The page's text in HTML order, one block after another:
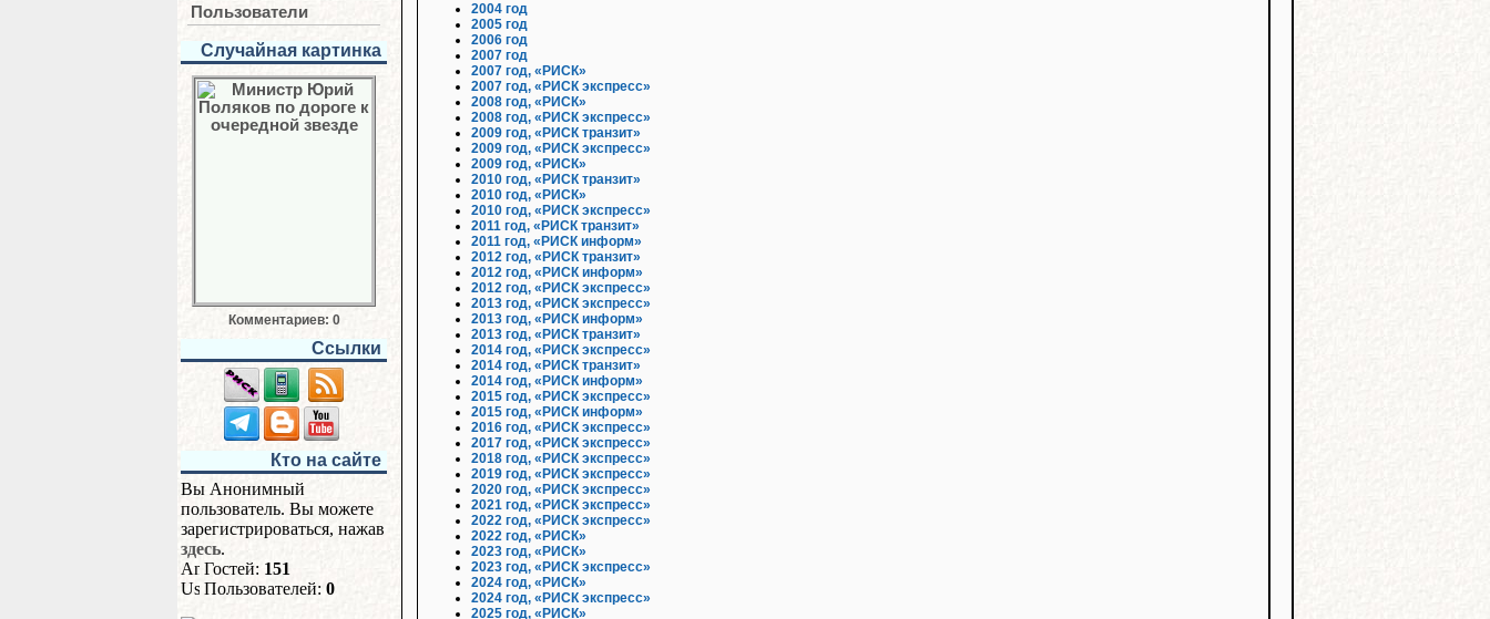
Пользователи
Случайная картинка
Комментариев: 0
Ссылки
Кто на сайте
Вы Анонимный
пользователь. Вы можете
зарегистрироваться, нажав
здесь.
Гостей: 151
Пользователей: 0
2004 год
2005 год
2006 год
2007 год
2007 год, «РИСК»
2007 год, «РИСК экспресс»
2008 год, «РИСК»
2008 год, «РИСК экспресс»
2009 год, «РИСК транзит»
2009 год, «РИСК экспресс»
2009 год, «РИСК»
2010 год, «РИСК транзит»
2010 год, «РИСК»
2010 год, «РИСК экспресс»
2011 год, «РИСК транзит»
2011 год, «РИСК информ»
2012 год, «РИСК транзит»
2012 год, «РИСК информ»
2012 год, «РИСК экспресс»
2013 год, «РИСК экспресс»
2013 год, «РИСК информ»
2013 год, «РИСК транзит»
2014 год, «РИСК экспресс»
2014 год, «РИСК транзит»
2014 год, «РИСК информ»
2015 год, «РИСК экспресс»
2015 год, «РИСК информ»
2016 год, «РИСК экспресс»
2017 год, «РИСК экспресс»
2018 год, «РИСК экспресс»
2019 год, «РИСК экспресс»
2020 год, «РИСК экспресс»
2021 год, «РИСК экспресс»
2022 год, «РИСК экспресс»
2022 год, «РИСК»
2023 год, «РИСК»
2023 год, «РИСК экспресс»
2024 год, «РИСК»
2024 год, «РИСК экспресс»
2025 год, «РИСК»